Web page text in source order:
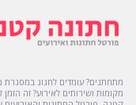
מתחתנים? עומדים לחגוג
מקומות ושירותים לאירוע? זה